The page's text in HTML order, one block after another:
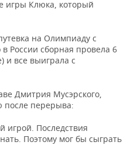
игры Клюка, который
на Олимпиаду с
России сборная провела 6
и все выиграла с
Дмитрия Мусэрского,
после перерыва:
игрой. Последствия
Поэтому мог бы сыграть